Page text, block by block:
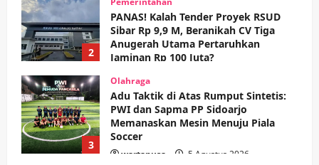
3
Adu Taktik di Atas Rumput Sintetis:
PWI dan Sapma PP Sidoarjo
Memanaskan Mesin Menuju Piala
Soccer
wartanusa 5 Agustus 2026
4
Ekonomi
HOT NEWS: Ribuan Warga Wage
Tumplek Blek di Bazar Rakyat Jalan
Jambu, Borong Kuliner UMKM Sambil
Nonton Jaranan!
wartanusa 4 Agustus 2026